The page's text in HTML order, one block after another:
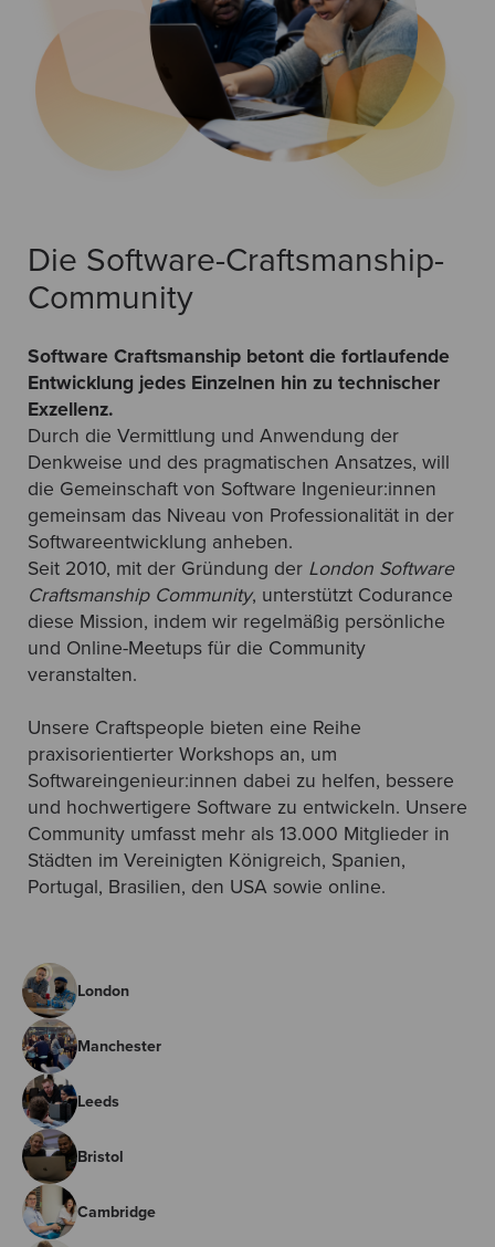
Die Software-Craftsmanship-
Community
Software Craftsmanship betont die fortlaufende
Entwicklung jedes Einzelnen hin zu technischer
Exzellenz.
Durch die Vermittlung und Anwendung der
Denkweise und des pragmatischen Ansatzes, will
die Gemeinschaft von Software Ingenieur:innen
gemeinsam das Niveau von Professionalität in der
Softwareentwicklung anheben.
Seit 2010, mit der Gründung der London Software
Craftsmanship Community, unterstützt Codurance
diese Mission, indem wir regelmäßig persönliche
und Online-Meetups für die Community
veranstalten.
Unsere Craftspeople bieten eine Reihe
praxisorientierter Workshops an, um
Softwareingenieur:innen dabei zu helfen, bessere
und hochwertigere Software zu entwickeln. Unsere
Community umfasst mehr als 13.000 Mitglieder in
Städten im Vereinigten Königreich, Spanien,
Portugal, Brasilien, den USA sowie online.
London
Manchester
Leeds
Bristol
Cambridge